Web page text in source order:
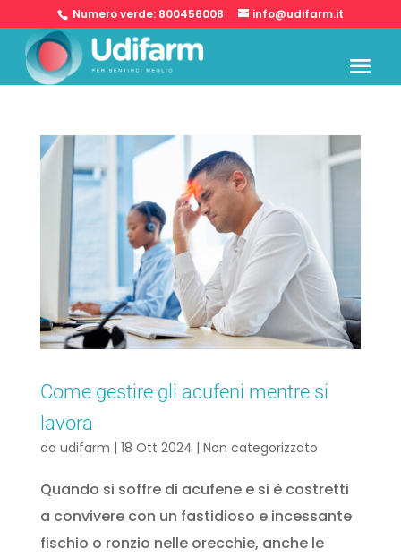
Numero verde: 800456008 info@udifarm.it
Come gestire gli acufeni mentre si
lavora
da udifarm | 18 Ott 2024 | Non categorizzato
Quando si soffre di acufene e si è costretti
a convivere con un fastidioso e incessante
fischio o ronzio nelle orecchie, anche le